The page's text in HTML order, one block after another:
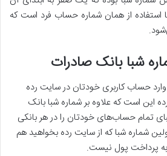
استفاده از همان شماره حساب فرد است که
شبا بانک صادرات
حساب کاربری‌ خودتان در سایت رده
این است که علاوه بر شماره شبا بانک
تمام حساب‌های خودتان را در هر بانکی
شماره شبا که از سایت رده بخواهید هم
پرداخت پول نیست.